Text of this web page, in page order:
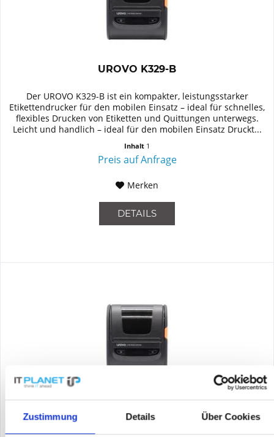
Zustimmung Details Über Cookies
UROVO K329-B
Der UROVO K329-B ist ein kompakter, leistungsstarker
Etikettendrucker für den mobilen Einsatz – ideal für schnelles,
flexibles Drucken von Etiketten und Quittungen unterwegs.
Leicht und handlich – ideal für den mobilen Einsatz Druckt...
Inhalt 1
Preis auf Anfrage
Merken
DETAILS
UROVO K329-WB